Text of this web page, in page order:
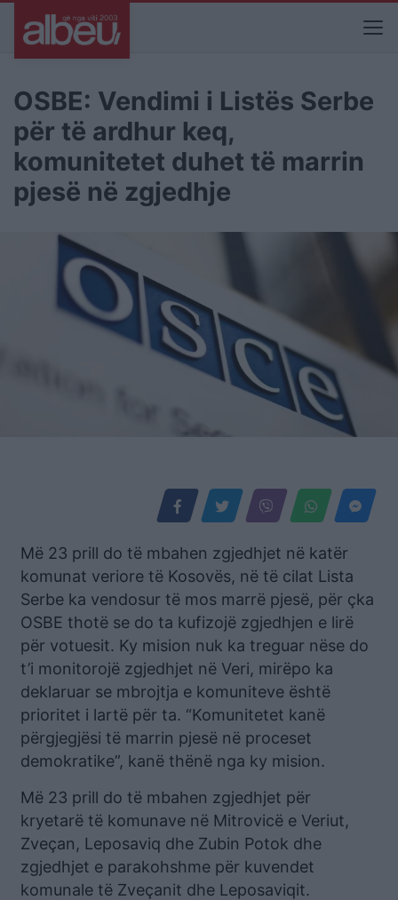
OSBE: Vendimi i Listës Serbe
për të ardhur keq,
komunitetet duhet të marrin
pjesë në zgjedhje
Më 23 prill do të mbahen zgjedhjet në katër
komunat veriore të Kosovës, në të cilat Lista
Serbe ka vendosur të mos marrë pjesë, për çka
OSBE thotë se do ta kufizojë zgjedhjen e lirë
për votuesit. Ky mision nuk ka treguar nëse do
t’i monitorojë zgjedhjet në Veri, mirëpo ka
deklaruar se mbrojtja e komuniteve është
prioritet i lartë për ta. “Komunitetet kanë
përgjegjësi të marrin pjesë në proceset
demokratike”, kanë thënë nga ky mision.
Më 23 prill do të mbahen zgjedhjet për
kryetarë të komunave në Mitrovicë e Veriut,
Zveçan, Leposaviq dhe Zubin Potok dhe
zgjedhjet e parakohshme për kuvendet
komunale të Zveçanit dhe Leposaviqit.